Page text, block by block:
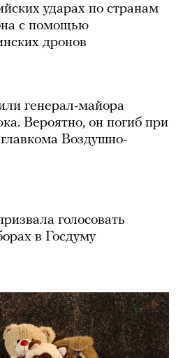
ударах по странам
с помощью
дронов
генерал-майора
Вероятно, он погиб при
Воздушно-
голосовать
в Госдуму